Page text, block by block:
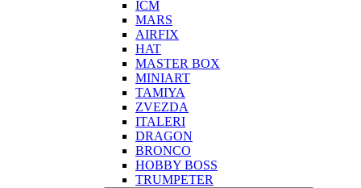
ICM
MARS
AIRFIX
HAT
MASTER BOX
MINIART
TAMIYA
ZVEZDA
ITALERI
DRAGON
BRONCO
HOBBY BOSS
TRUMPETER